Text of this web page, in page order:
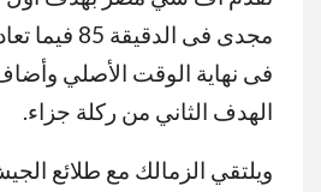
مجدى فى
فى نهاية الوقت الأصلي
الهدف الثاني من ركلة جزاء.
ويلتقي الزمالك مع طلائع